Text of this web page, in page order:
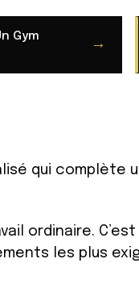
Gym
→
qui
ordinaire.
les plus